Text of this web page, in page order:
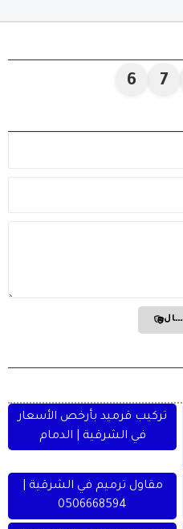
7
6
تركيب قرميد بأرخص الأسعار
في الشرقية | الدمام
مقاول ترميم في الشرقية |
0506668594